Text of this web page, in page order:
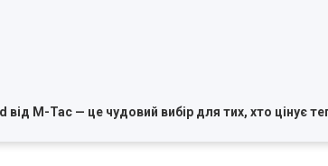
M-Tac — це чудовий вибір для тих, хто цінує